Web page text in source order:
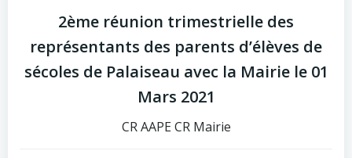
2ème réunion trimestrielle des
représentants des parents d’élèves de
sécoles de Palaiseau avec la Mairie le 01
Mars 2021
CR AAPE CR Mairie